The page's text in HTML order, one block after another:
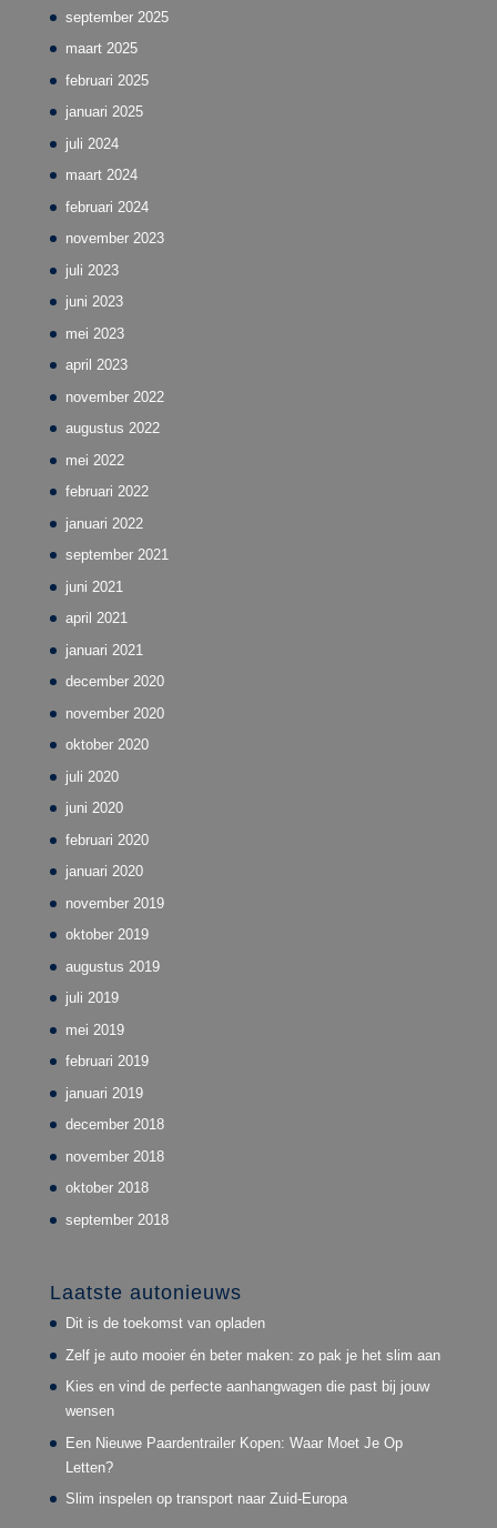
september 2025
maart 2025
februari 2025
januari 2025
juli 2024
maart 2024
februari 2024
november 2023
juli 2023
juni 2023
mei 2023
april 2023
november 2022
augustus 2022
mei 2022
februari 2022
januari 2022
september 2021
juni 2021
april 2021
januari 2021
december 2020
november 2020
oktober 2020
juli 2020
juni 2020
februari 2020
januari 2020
november 2019
oktober 2019
augustus 2019
juli 2019
mei 2019
februari 2019
januari 2019
december 2018
november 2018
oktober 2018
september 2018
Laatste autonieuws
Dit is de toekomst van opladen
Zelf je auto mooier én beter maken: zo pak je het slim aan
Kies en vind de perfecte aanhangwagen die past bij jouw
wensen
Een Nieuwe Paardentrailer Kopen: Waar Moet Je Op
Letten?
Slim inspelen op transport naar Zuid-Europa